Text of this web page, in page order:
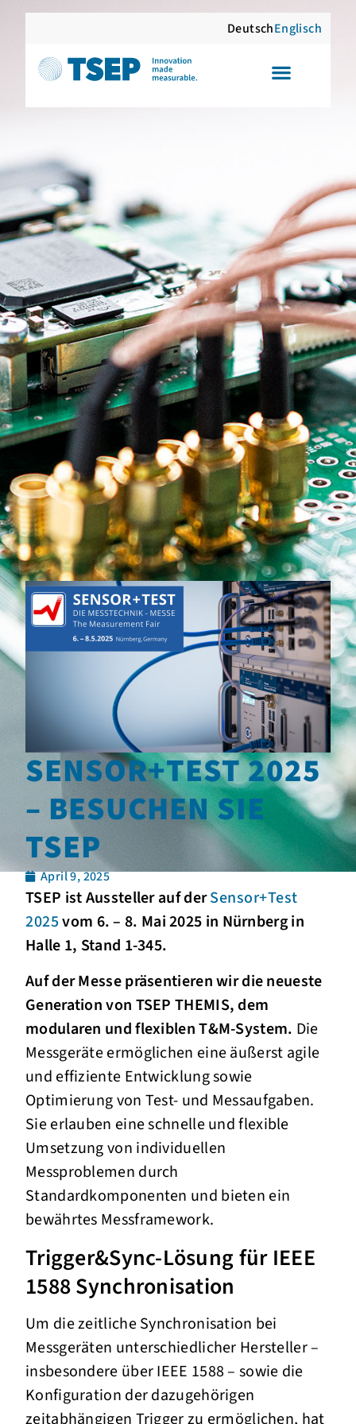
DeutschEnglisch
SENSOR+TEST 2025
– BESUCHEN SIE
TSEP
April 9, 2025
TSEP ist Aussteller auf derSensor+Test
2025vom 6. – 8. Mai 2025 in Nürnberg in
Halle 1, Stand 1-345.
Auf der Messe präsentieren wir die neueste
Generation von TSEP THEMIS, dem
modularen und flexiblen T&M-System. Die
Messgeräte ermöglichen eine äußerst agile
und effiziente Entwicklung sowie
Optimierung von Test- und Messaufgaben.
Sie erlauben eine schnelle und flexible
Umsetzung von individuellen
Messproblemen durch
Standardkomponenten und bieten ein
bewährtes Messframework.
Trigger&Sync-Lösung für IEEE
1588 Synchronisation
Um die zeitliche Synchronisation bei
Messgeräten unterschiedlicher Hersteller –
insbesondere über IEEE 1588 – sowie die
Konfiguration der dazugehörigen
zeitabhängigen Trigger zu ermöglichen, hat